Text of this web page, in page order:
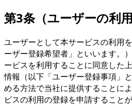
第3条（ユーザーの利用
ユーザーとして本サービスの利用
ーザー登録希望者」といいます。
ービスを利用することに同意した
情報（以下「ユーザー登録事項」
める方法で当社に提供することに
ビスの利用の登録を申請することが